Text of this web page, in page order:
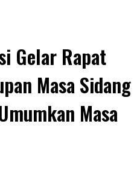
Gelar Rapat
Masa Sidang
Masa